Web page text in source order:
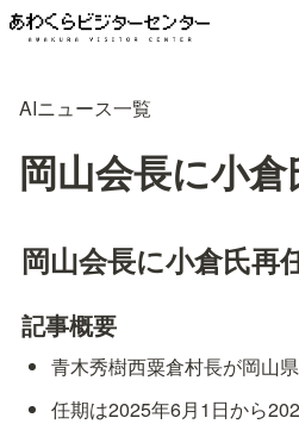
AIニュース一覧
岡山会長に小
岡山会長に小倉氏再
記事概要
青木秀樹西粟倉村長が岡山
任期は2025年6月1日から